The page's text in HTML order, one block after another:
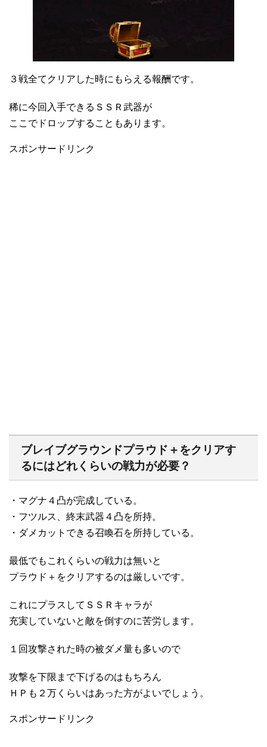
３戦全てクリアした時にもらえる報酬です。
稀に今回入手できるＳＳＲ武器が
ここでドロップすることもあります。
スポンサードリンク
ブレイブグラウンドプラウド＋をクリアす
るにはどれくらいの戦力が必要？
・マグナ４凸が完成している。
・フツルス、終末武器４凸を所持。
・ダメカットできる召喚石を所持している。
最低でもこれくらいの戦力は無いと
プラウド＋をクリアするのは厳しいです。
これにプラスしてＳＳＲキャラが
充実していないと敵を倒すのに苦労します。
１回攻撃された時の被ダメ量も多いので
攻撃を下限まで下げるのはもちろん
ＨＰも２万くらいはあった方がよいでしょう。
スポンサードリンク